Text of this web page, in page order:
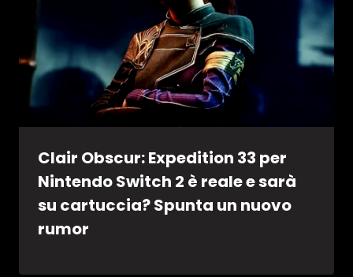
Clair Obscur: Expedition 33 per
Nintendo Switch 2 è reale e sarà
su cartuccia? Spunta un nuovo
rumor